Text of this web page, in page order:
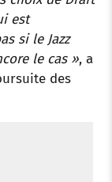
est
si le Jazz
le cas », a
des